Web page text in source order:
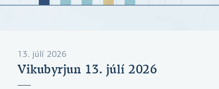
13. júlí 2026
Vikubyrjun 13. júlí 2026